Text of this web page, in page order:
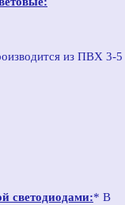
из ПВХ 3-5
светодиодами:* В